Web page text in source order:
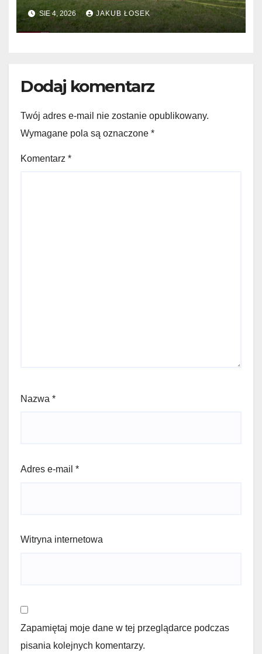
Niemiec w regionie
SIE 4, 2026 JAKUB ŁOSEK
Dodaj komentarz
Twój adres e-mail nie zostanie opublikowany.
Wymagane pola są oznaczone *
Komentarz *
Nazwa *
Adres e-mail *
Witryna internetowa
Zapamiętaj moje dane w tej przeglądarce podczas
pisania kolejnych komentarzy.